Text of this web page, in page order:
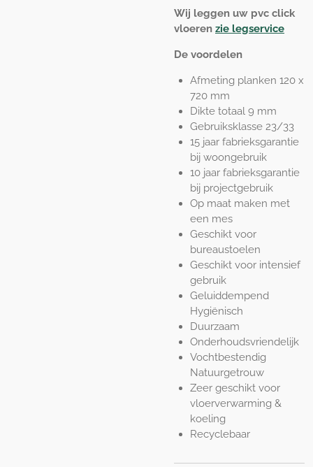
Wij leggen uw pvc click
vloeren zie legservice
De voordelen
Afmeting planken 120 x
720 mm
Dikte totaal 9 mm
Gebruiksklasse 23/33
15 jaar fabrieksgarantie
bij woongebruik
10 jaar fabrieksgarantie
bij projectgebruik
Op maat maken met
een mes
Geschikt voor
bureaustoelen
Geschikt voor intensief
gebruik
Geluiddempend
Hygiënisch
Duurzaam
Onderhoudsvriendelijk
Vochtbestendig
Natuurgetrouw
Zeer geschikt voor
vloerverwarming &
koeling
Recyclebaar